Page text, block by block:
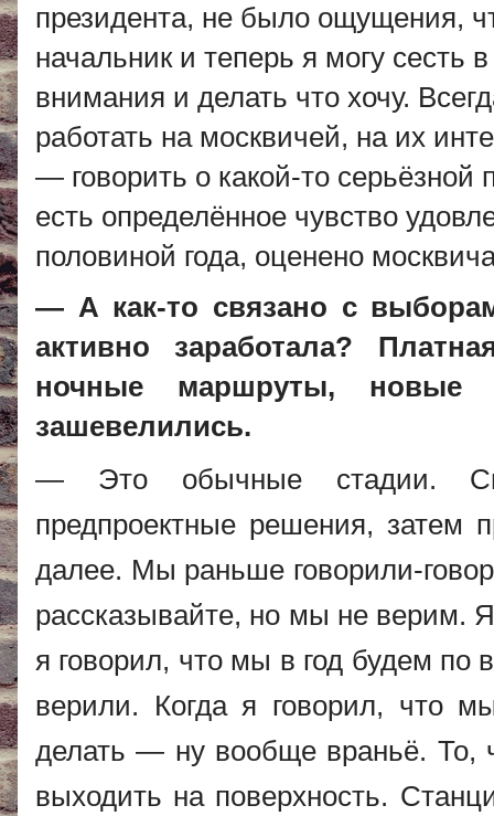
президента, не было ощущения,
начальник и теперь я могу сесть
внимания и делать что хочу.
работать на москвичей, на их
— говорить о какой-то серьёзной
есть определённое чувство
половиной года, оценено
— А как-то связано с
активно заработала?
ночные маршруты, новые
зашевелились.
— Это обычные стадии.
предпроектные решения, затем
далее. Мы раньше говорили-
рассказывайте, но мы не верим.
я говорил, что мы в год будем по
верили. Когда я говорил, что
делать — ну вообще враньё. То,
выходить на поверхность.